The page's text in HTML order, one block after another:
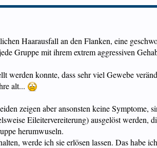
Haarausfall an den Flanken, eine
Gruppe mit ihrem extrem aggressiven
konnte, dass sehr viel Gewebe
alt...
zeigen aber ansonsten keine Symptome,
Eileitervereiterung) ausgelöst werden,
herumwuseln.
werde ich sie erlösen lassen. Das habe